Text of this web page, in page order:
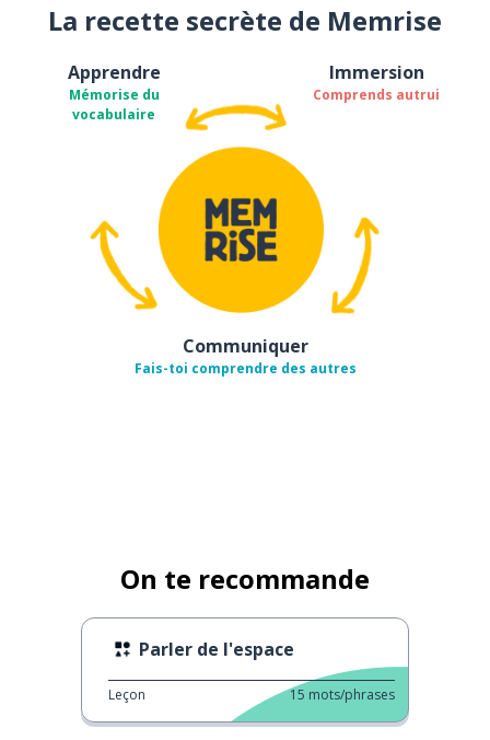
La recette secrète de Memrise
Apprendre
Mémorise du
vocabulaire
Immersion
Comprends autrui
Communiquer
Fais-toi comprendre des autres
On te recommande
Parler de l'espace
Leçon 15 mots/phrases